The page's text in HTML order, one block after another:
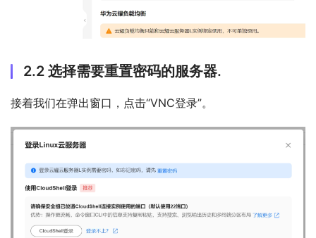
2.2 选择需要重置密码的服务器.
接着我们在弹出窗口，点击“VNC登录”。